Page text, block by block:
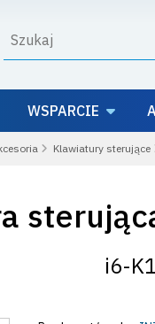
WSPARCIE
Klawiatury sterujące
i6-